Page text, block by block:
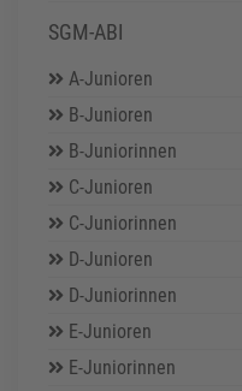
SGM-ABI
A-Junioren
B-Junioren
B-Juniorinnen
C-Junioren
C-Juniorinnen
D-Junioren
D-Juniorinnen
E-Junioren
E-Juniorinnen